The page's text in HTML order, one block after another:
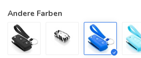
Andere Farben